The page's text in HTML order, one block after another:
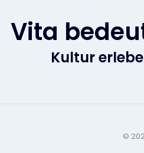
Vita
Kultur
©